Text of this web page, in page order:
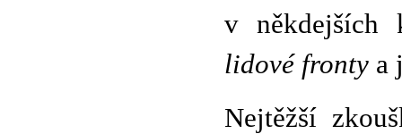
v někdejších
lidové fronty a
Nejtěžší